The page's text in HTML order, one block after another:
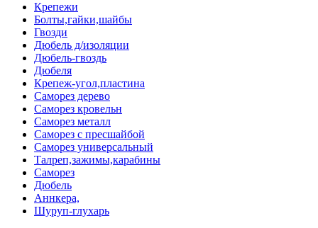
Крепежи
Болты,гайки,шайбы
Гвозди
Дюбель д/изоляции
Дюбель-гвоздь
Дюбеля
Крепеж-угол,пластина
Саморез дерево
Саморез кровельн
Саморез металл
Саморез с пресшайбой
Саморез универсальный
Талреп,зажимы,карабины
Саморез
Дюбель
Аннкера,
Шуруп-глухарь